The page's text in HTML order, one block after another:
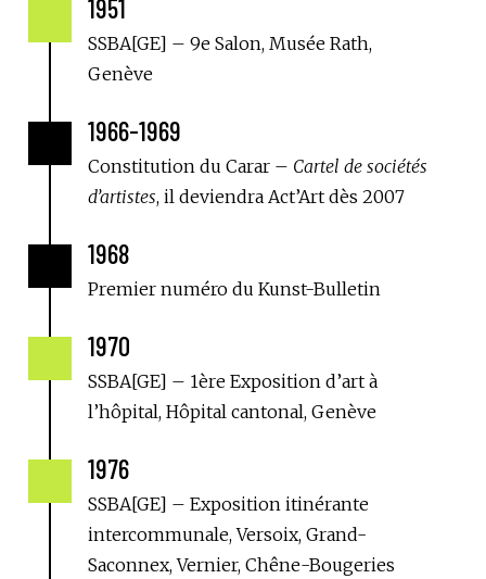
1951
SSBA[GE] – 9e Salon, Musée Rath,
Genève
1966-1969
Constitution du Carar – Cartel de sociétés
d’artistes, il deviendra Act’Art dès 2007
1968
Premier numéro du Kunst-Bulletin
1970
SSBA[GE] – 1ère Exposition d’art à
l’hôpital, Hôpital cantonal, Genève
1976
SSBA[GE] – Exposition itinérante
intercommunale, Versoix, Grand-
Saconnex, Vernier, Chêne-Bougeries